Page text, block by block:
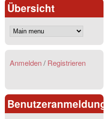
Übersicht
Anmelden/ Registrieren
Benutzeranmeldung